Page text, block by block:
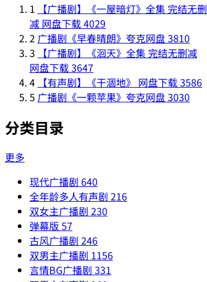
1
【广播剧】《一屋暗灯》全集 完结无删
减 网盘下载4029
2 广播剧《早春晴朗》夸克网盘3810
3
【广播剧】《洄天》全集 完结无删减
网盘下载3647
4 【有声剧】《干涸地》 网盘下载3586
5 广播剧《一颗苹果》夸克网盘3030
分类目录
更多
现代广播剧 640
全年龄多人有声剧 216
双女主广播剧 230
弹幕版 57
古风广播剧 246
双男主广播剧 1156
言情BG广播剧 331